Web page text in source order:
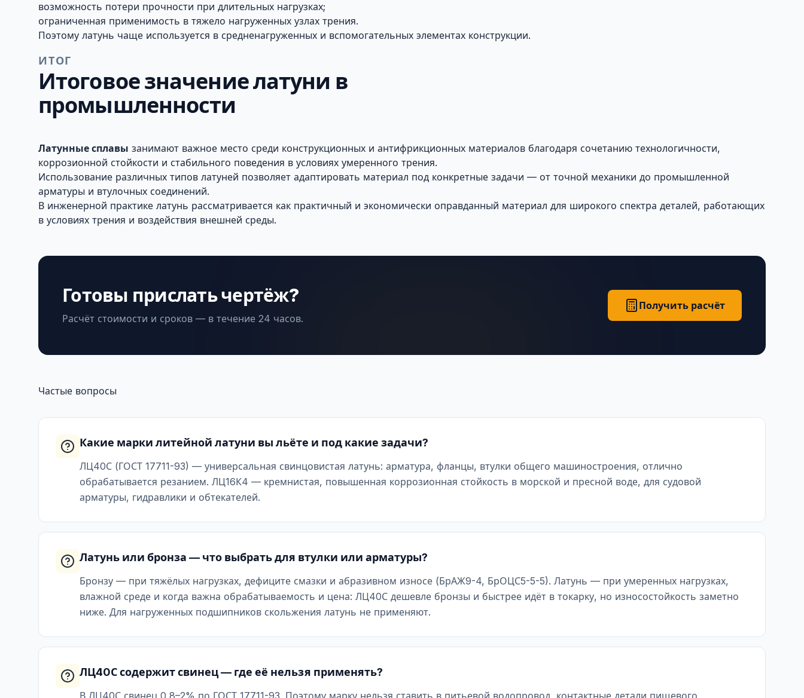
возможность потери прочности при длительных нагрузках;
ограниченная применимость в тяжело нагруженных узлах трения.
Поэтому латунь чаще используется в средненагруженных и вспомогательных элементах конструкции.
ИТОГ
Итоговое значение латуни в
промышленности
Латунные сплавы занимают важное место среди конструкционных и антифрикционных материалов благодаря сочетанию технологичности,
коррозионной стойкости и стабильного поведения в условиях умеренного трения.
Использование различных типов латуней позволяет адаптировать материал под конкретные задачи — от точной механики до промышленной
арматуры и втулочных соединений.
В инженерной практике латунь рассматривается как практичный и экономически оправданный материал для широкого спектра деталей, работающих
в условиях трения и воздействия внешней среды.
Готовы прислать чертёж?
Расчёт стоимости и сроков — в течение 24 часов.
Получить расчёт
Частые вопросы
Какие марки литейной латуни вы льёте и под какие задачи?
ЛЦ40С (ГОСТ 17711-93) — универсальная свинцовистая латунь: арматура, фланцы, втулки общего машиностроения, отлично
обрабатывается резанием. ЛЦ16К4 — кремнистая, повышенная коррозионная стойкость в морской и пресной воде, для судовой
арматуры, гидравлики и обтекателей.
Латунь или бронза — что выбрать для втулки или арматуры?
Бронзу — при тяжёлых нагрузках, дефиците смазки и абразивном износе (БрАЖ9-4, БрОЦС5-5-5). Латунь — при умеренных нагрузках,
влажной среде и когда важна обрабатываемость и цена: ЛЦ40С дешевле бронзы и быстрее идёт в токарку, но износостойкость заметно
ниже. Для нагруженных подшипников скольжения латунь не применяют.
ЛЦ40С содержит свинец — где её нельзя применять?
В ЛЦ40С свинец 0,8–2% по ГОСТ 17711-93. Поэтому марку нельзя ставить в питьевой водопровод, контактные детали пищевого,